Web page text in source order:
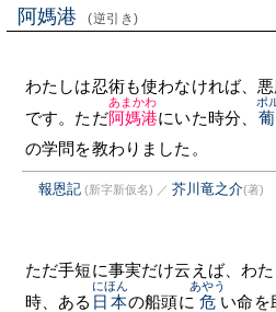
阿媽港 (逆引き)
わたしは忍術も使わなければ、
です。ただ阿媽港
あまかわ
にいた時分、
ポ
の学問を教わりました。
報恩記 (新字新仮名) ／ 芥川竜之介(著)
ただ手短に事実だけ云えば、わ
時、ある 日本
にほん
の船頭に 危
あやう
い命を